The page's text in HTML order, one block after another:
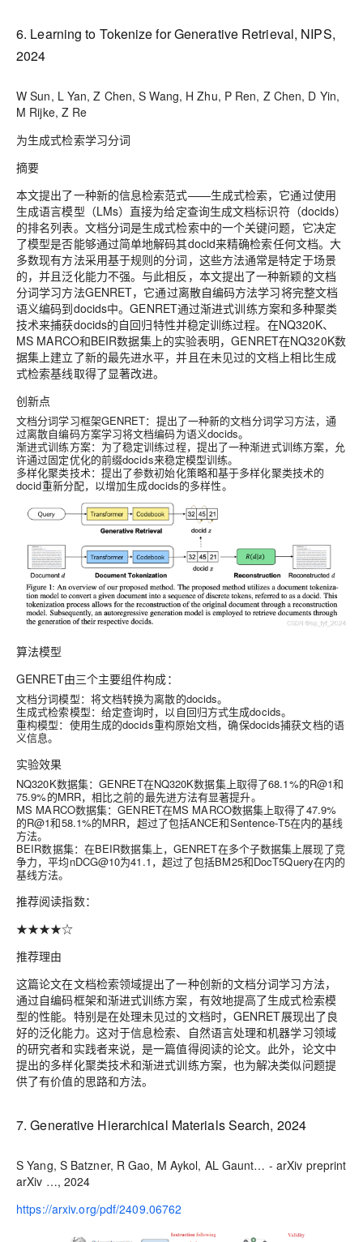
6. Learning to Tokenize for Generative Retrieval, NIPS,
2024
W Sun, L Yan, Z Chen, S Wang, H Zhu, P Ren, Z Chen, D Yin,
M Rijke, Z Re
为生成式检索学习分词
摘要
本文提出了一种新的信息检索范式——生成式检索，它通过使用
生成语言模型 （LMs）直接为给定查询生成文档标识符（docids）
的排名列表。文档分词是生成式检索中的一个关键问题，它决定
了模型是否能够通过简单地解码其docid来精确检索任何文档。大
多数现有方法采用基于规则的分词，这些方法通常是特定于场景
的，并且泛化能力不强。与此相反，本文提出了一种新颖的文档
分词学习方法GENRET，它通过离散自编码方法学习将完整文档
语义编码到docids中。GENRET通过渐进式训练方案和多种聚类
技术来捕获docids的自回归特性并稳定训练过程。在NQ320K、
MS MARCO和BEIR数据集上的实验表明，GENRET在NQ320K数
据集上建立了新的最先进水平，并且在未见过的文档上相比生成
式检索基线取得了显著改进。
创新点
文档分词学习框架GENRET：提出了一种新的文档分词学习方法，通
过离散自编码方案学习将文档编码为语义docids。
渐进式训练方案：为了稳定训练过程，提出了一种渐进式训练方案，允
许通过固定优化的前缀docids来稳定模型训练。
多样化聚类技术：提出了参数初始化策略和基于多样化聚类技术的
docid重新分配，以增加生成docids的多样性。
算法模型
GENRET由三个主要组件构成：
文档分词模型：将文档转换为离散的docids。
生成式检索模型：给定查询时，以自回归方式生成docids。
重构模型：使用生成的docids重构原始文档，确保docids捕获文档的语
义信息。
实验效果
NQ320K数据集：GENRET在NQ320K数据集上取得了68.1%的R@1和
75.9%的MRR，相比之前的最先进方法有显著提升。
MS MARCO数据集：GENRET在MS MARCO数据集上取得了47.9%
的R@1和58.1%的MRR，超过了包括ANCE和Sentence-T5在内的基线
方法。
BEIR数据集：在BEIR数据集上，GENRET在多个子数据集上展现了竞
争力，平均nDCG@10为41.1，超过了包括BM25和DocT5Query在内的
基线方法。
推荐阅读指数：
★★★★☆
推荐理由
这篇论文在文档检索领域提出了一种创新的文档分词学习方法，
通过自编码框架和渐进式训练方案，有效地提高了生成式检索模
型的性能。特别是在处理未见过的文档时，GENRET展现出了良
好的泛化能力。这对于信息检索、自然语言处理和机器学习领域
的研究者和实践者来说，是一篇值得阅读的论文。此外，论文中
提出的多样化聚类技术和渐进式训练方案，也为解决类似问题提
供了有价值的思路和方法。
7. Generative Hierarchical Materials Search, 2024
S Yang, S Batzner, R Gao, M Aykol, AL Gaunt… - arXiv preprint
arXiv …, 2024
https://arxiv.org/pdf/2409.06762